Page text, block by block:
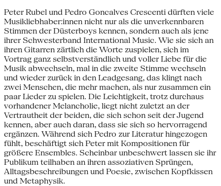
Peter Rubel und Pedro Goncalves Crescenti dürften viele
Musikliebhaber:innen nicht nur als die unverkennbaren
Stimmen der Düsterboys kennen, sondern auch als jene
ihrer Schwesterband International Music. Wie sie sich an
ihren Gitarren zärtlich die Worte zuspielen, sich im
Vortrag ganz selbstverständlich und voller Liebe für die
Musik abwechseln, mal in die zweite Stimme wechseln
und wieder zurück in den Leadgesang, das klingt nach
zwei Menschen, die mehr machen, als nur zusammen ein
paar Lieder zu spielen. Die Leichtigkeit, trotz durchaus
vorhandener Melancholie, liegt nicht zuletzt an der
Vertrautheit der beiden, die sich schon seit der Jugend
kennen, aber auch daran, dass sie sich so hervorragend
ergänzen. Während sich Pedro zur Literatur hingezogen
fühlt, beschäftigt sich Peter mit Kompositionen für
größere Ensembles. Scheinbar unbeschwert lassen sie ihr
Publikum teilhaben an ihren assoziativen Sprüngen,
Alltagsbeschreibungen und Poesie, zwischen Kopfkissen
und Metaphysik.